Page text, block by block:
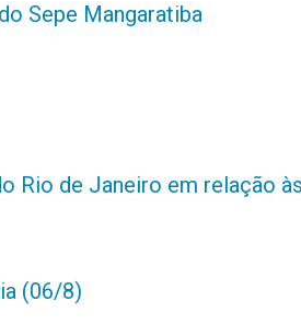
Sepe Mangaratiba
Rio de Janeiro em relação
(06/8)